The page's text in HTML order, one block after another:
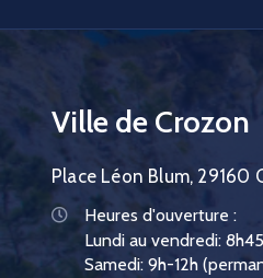
Ville de Crozon
Place Léon Blum, 29160
Heures d'ouverture :
Lundi au vendredi:
Samedi: 9h-12h